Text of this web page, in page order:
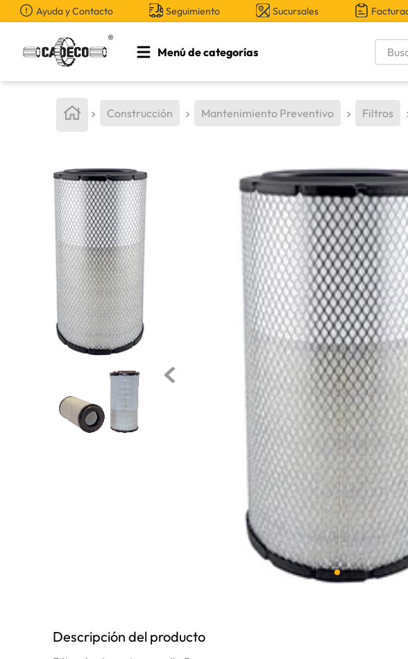
Ayuda y Contacto Seguimiento Sucursales
Menú de categorías
Construcción Mantenimiento Preventivo Filtros
Descripción del producto
TÉRMINOS MÁS BUSCADOS
4.
5.
6.
7.
8.
9.
10.